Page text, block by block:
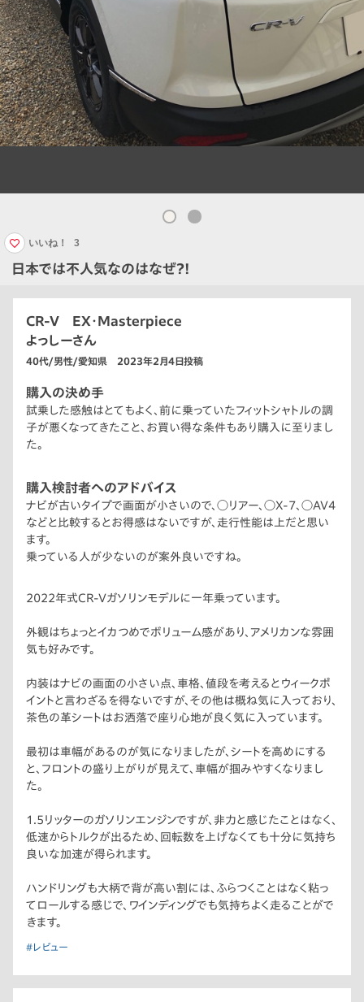
日本では不人気なのはなぜ?!
いいね！ 3
CR-V EX・Masterpiece
よっしーさん
40代/男性/愛知県 2023年2月4日投稿
購入の決め手
試乗した感触はとてもよく、前に乗っていたフィットシャトルの調
子が悪くなってきたこと、お買い得な条件もあり購入に至りまし
た。
購入検討者へのアドバイス
ナビが古いタイプで画面が小さいので、◯リアー、◯X-7、◯AV4
などと比較するとお得感はないですが、走行性能は上だと思い
ます。
乗っている人が少ないのが案外良いですね。
2022年式CR-Vガソリンモデルに一年乗っています。
外観はちょっとイカつめでボリューム感があり、アメリカンな雰囲
気も好みです。
内装はナビの画面の小さい点、車格、値段を考えるとウィークポ
イントと言わざるを得ないですが、その他は概ね気に入っており、
茶色の革シートはお洒落で座り心地が良く気に入っています。
最初は車幅があるのが気になりましたが、シートを高めにする
と、フロントの盛り上がりが見えて、車幅が掴みやすくなりまし
た。
1.5リッターのガソリンエンジンですが、非力と感じたことはなく、
低速からトルクが出るため、回転数を上げなくても十分に気持ち
良いな加速が得られます。
ハンドリングも大柄で背が高い割には、ふらつくことはなく粘っ
てロールする感じで、ワインディングでも気持ちよく走ることがで
きます。
#レビュー